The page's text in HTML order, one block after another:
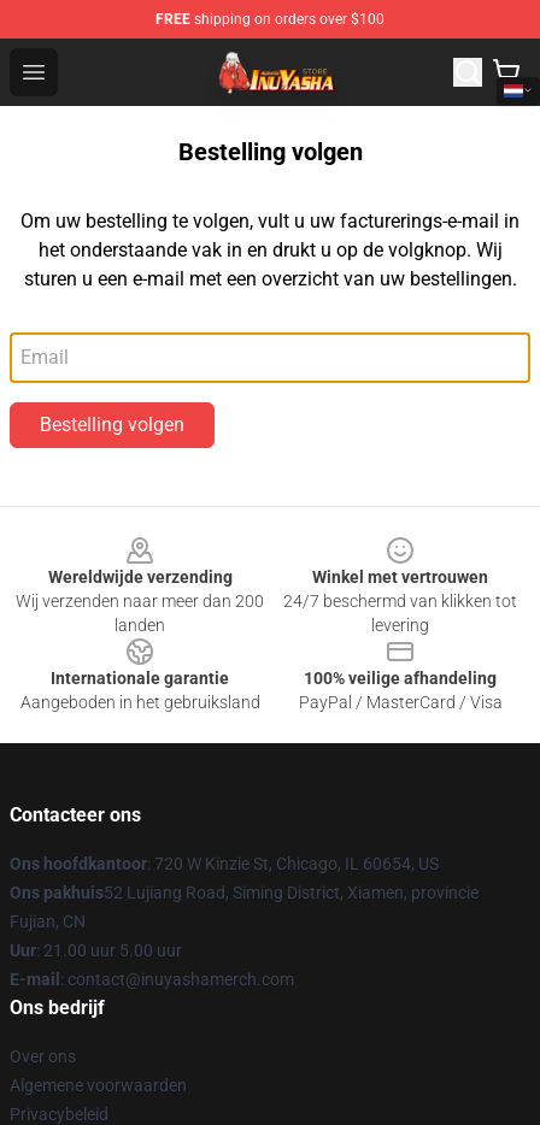
FREE shipping on orders over $100
Open menu
Inuyasha Store - Official Inuyasha Merchandise Shop
Bestelling volgen
Om uw bestelling te volgen, vult u uw facturerings-e-mail in
het onderstaande vak in en drukt u op de volgknop. Wij
sturen u een e-mail met een overzicht van uw bestellingen.
Bestelling volgen
Wereldwijde verzending
Wij verzenden naar meer dan 200
landen
Winkel met vertrouwen
24/7 beschermd van klikken tot
levering
Internationale garantie
Aangeboden in het gebruiksland
100% veilige afhandeling
PayPal / MasterCard / Visa
Contacteer ons
Ons hoofdkantoor: 720 W Kinzie St, Chicago, IL 60654, US
Ons pakhuis52 Lujiang Road, Siming District, Xiamen, provincie
Fujian, CN
Uur: 21.00 uur 5.00 uur
E-mail : contact@inuyashamerch.com
Ons bedrijf
Over ons
Algemene voorwaarden
Privacybeleid